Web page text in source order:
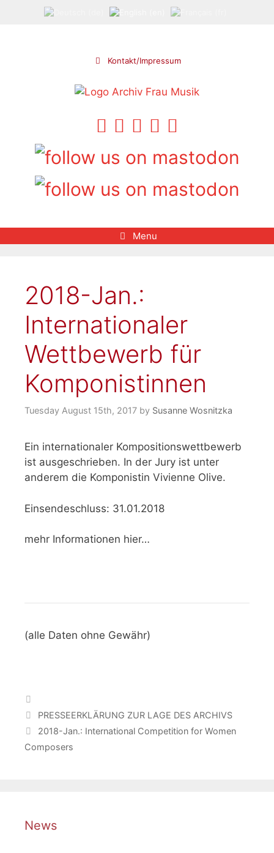
Kontakt/Impressum
Menu
2018-Jan.:
Internationaler
Wettbewerb für
Komponistinnen
Tuesday August 15th, 2017 by Susanne Wosnitzka
Ein internationaler Kompositionswettbewerb
ist ausgeschrieben. In der Jury ist unter
anderem die Komponistin Vivienne Olive.
Einsendeschluss: 31.01.2018
mehr Informationen hier…
(alle Daten ohne Gewähr)
PRESSEERKLÄRUNG ZUR LAGE DES ARCHIVS
2018-Jan.: ​​​​​​International Competition for Women
Composers
News